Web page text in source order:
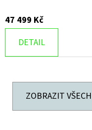
47 499 Kč
DETAIL
ZOBRAZIT